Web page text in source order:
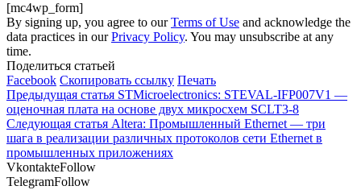
[mc4wp_form]
By signing up, you agree to ourTerms of Use and acknowledge the
data practices in ourPrivacy Policy. You may unsubscribe at any
time.
Поделиться статьей
Facebook Скопировать ссылку Печать
Предыдущая статья STMicroelectronics: STEVAL-IFP007V1 —
оценочная плата на основе двух микросхем SCLT3-8
Следующая статья Altera: Промышленный Ethernet — три
шага в реализации различных протоколов сети Ethernet в
промышленных приложениях
VkontakteFollow
TelegramFollow